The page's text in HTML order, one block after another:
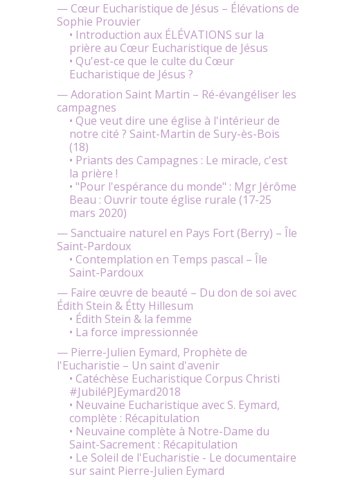
— Cœur Eucharistique de Jésus – Élévations de
Sophie Prouvier
• Introduction aux ÉLÉVATIONS sur la
prière au Cœur Eucharistique de Jésus
• Qu'est-ce que le culte du Cœur
Eucharistique de Jésus ?
— Adoration Saint Martin – Ré-évangéliser les
campagnes
• Que veut dire une église à l'intérieur de
notre cité ? Saint-Martin de Sury-ès-Bois
(18)
• Priants des Campagnes : Le miracle, c'est
la prière !
• "Pour l'espérance du monde" : Mgr Jérôme
Beau : Ouvrir toute église rurale (17-25
mars 2020)
— Sanctuaire naturel en Pays Fort (Berry) – Île
Saint-Pardoux
• Contemplation en Temps pascal – Île
Saint-Pardoux
— Faire œuvre de beauté – Du don de soi avec
Édith Stein & Étty Hillesum
• Édith Stein & la femme
• La force impressionnée
— Pierre-Julien Eymard, Prophète de
l'Eucharistie – Un saint d'avenir
• Catéchèse Eucharistique Corpus Christi
#JubiléPJEymard2018
• Neuvaine Eucharistique avec S. Eymard,
complète : Récapitulation
• Neuvaine complète à Notre-Dame du
Saint-Sacrement : Récapitulation
• Le Soleil de l'Eucharistie - Le documentaire
sur saint Pierre-Julien Eymard